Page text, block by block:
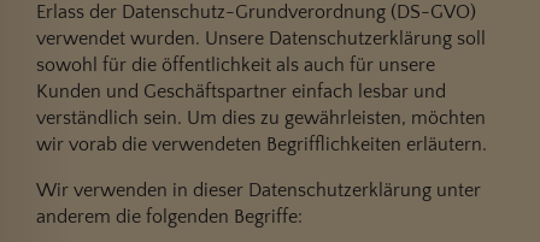
Erlass der Datenschutz-Grundverordnung (DS-GVO)
verwendet wurden. Unsere Datenschutzerklärung soll
sowohl für die öffentlichkeit als auch für unsere
Kunden und Geschäftspartner einfach lesbar und
verständlich sein. Um dies zu gewährleisten, möchten
wir vorab die verwendeten Begrifflichkeiten erläutern.
Wir verwenden in dieser Datenschutzerklärung unter
anderem die folgenden Begriffe: